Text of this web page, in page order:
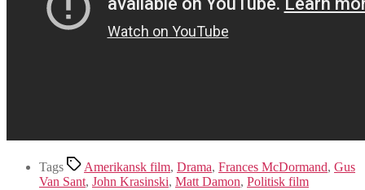
Tags Amerikansk film, Drama, Frances McDormand, Gus
Van Sant, John Krasinski, Matt Damon, Politisk film